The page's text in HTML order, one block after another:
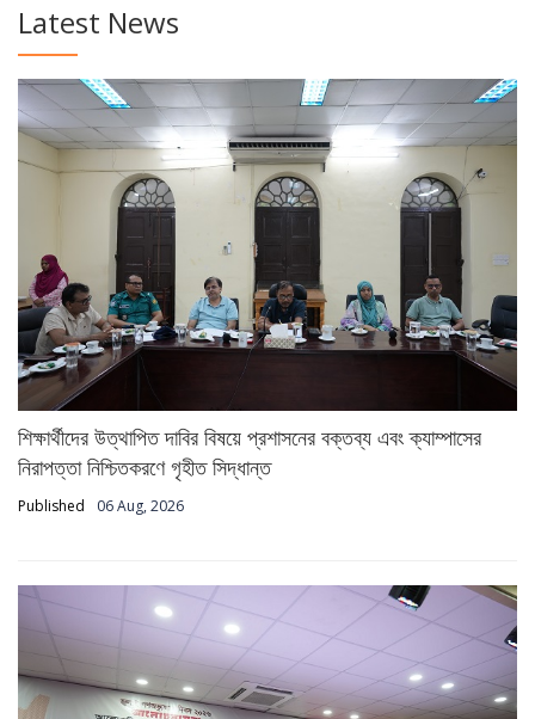
Latest News
শিক্ষার্থীদের উত্থাপিত দাবির বিষয়ে প্রশাসনের বক্তব্য এবং ক্যাম্পাসের
নিরাপত্তা নিশ্চিতকরণে গৃহীত সিদ্ধান্ত
Published 06 Aug, 2026